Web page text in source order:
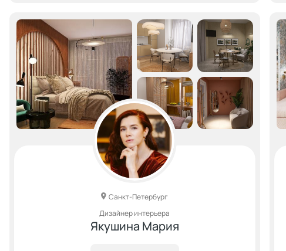
Санкт-Петербург
Дизайнер интерьера
Якушина Мария